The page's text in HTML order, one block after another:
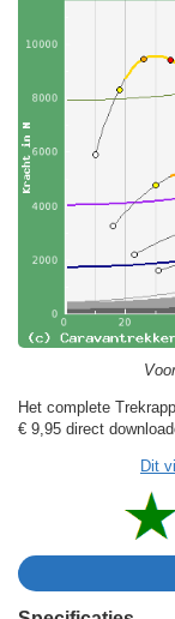
Het complete
€ 9,95 direct
Dit